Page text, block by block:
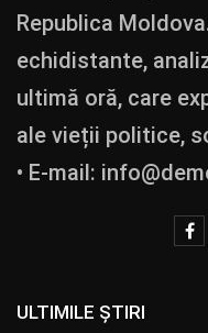
Republica
echidistante,
ultimă oră, care
ale vieții politice,
• E-mail:
ULTIMILE ȘTIRI